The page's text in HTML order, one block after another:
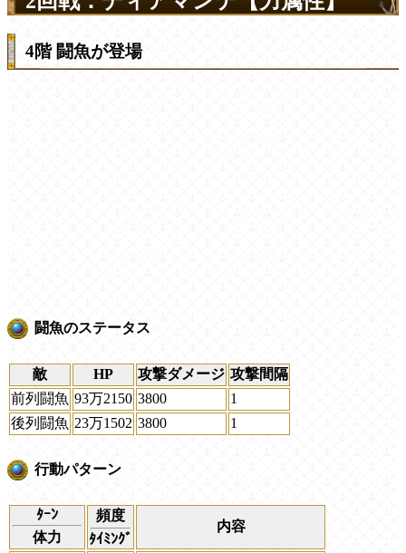
4階 闘魚が登場
闘魚のステータス
敵 HP 攻撃ダメージ 攻撃間隔
前列闘魚 93万2150 3800
1
後列闘魚 23万1502 3800 1
行動パターン
ﾀｰﾝ
体力
頻度
ﾀｲﾐﾝｸﾞ
内容